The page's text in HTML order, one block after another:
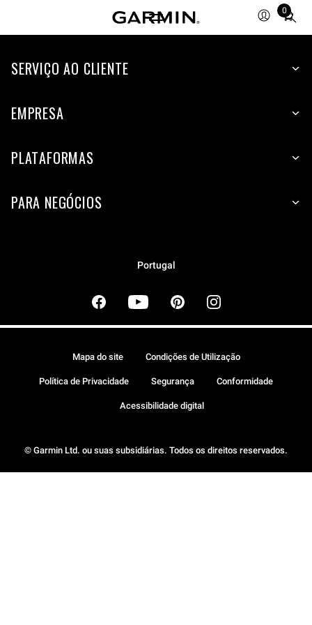
0
Total
SERVIÇO AO CLIENTE
EMPRESA
PLATAFORMAS
PARA NEGÓCIOS
Portugal
© Garmin Ltd. ou suas subsidiárias. Todos os direitos reservados.
Mapa do site Condições de Utilização
Política de Privacidade Segurança Conformidade
Acessibilidade digital